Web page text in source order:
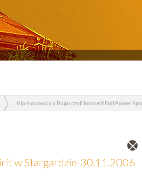
Hip-hopowcy o Bogu czyli koncert Full Power
w Stargardzie-30.11.2006